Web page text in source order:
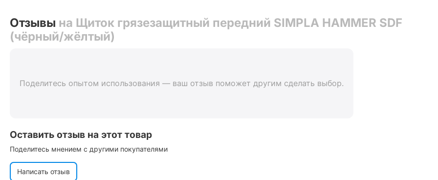
Отзывы на Щиток грязезащитный передний SIMPLA HAMMER SDF
(чёрный/жёлтый)
Поделитесь опытом использования — ваш отзыв поможет другим сделать выбор.
Оставить отзыв на этот товар
Поделитесь мнением с другими покупателями
Написать отзыв